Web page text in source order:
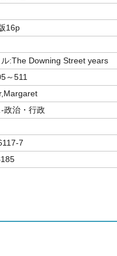
16p
ル:The Downing Street years
～511
政治・行政
7